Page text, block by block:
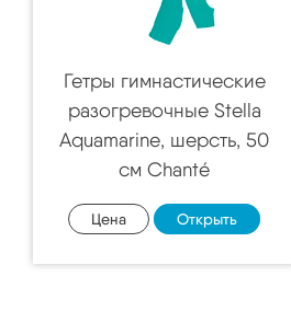
Гетры гимнастические
разогревочные Stella
Aquamarine, шерсть, 50
см Chanté
Цена Открыть